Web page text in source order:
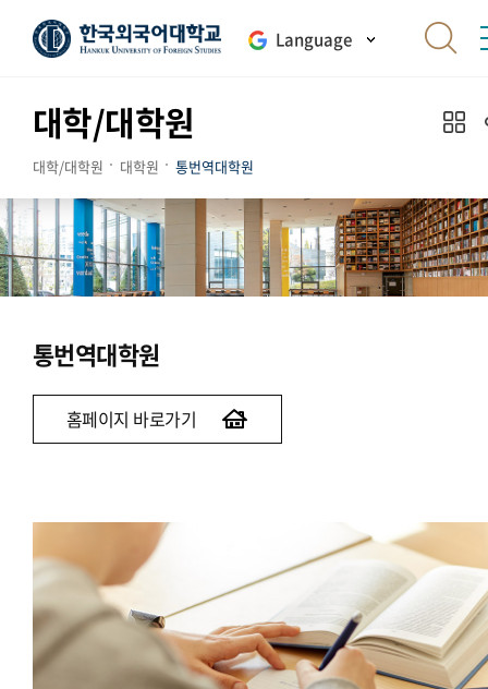
Language
대학/대학원
대학/대학원 대학원 통번역대학원
통번역대학원
홈페이지 바로가기